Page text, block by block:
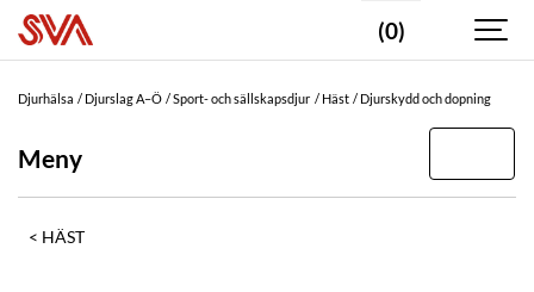
(0)
Djurhälsa Djurslag A–Ö Sport- och sällskapsdjur Häst Djurskydd och dopning
Meny
HÄST